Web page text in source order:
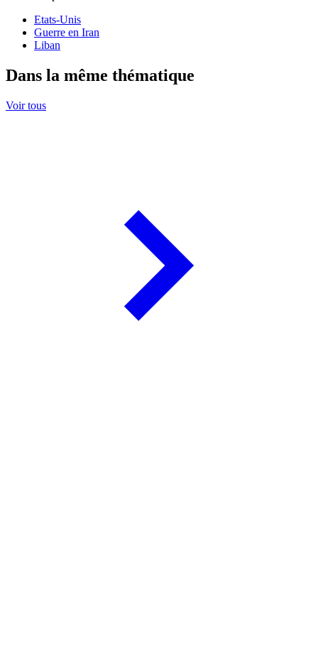
Etats-Unis
Guerre en Iran
Liban
Dans la même thématique
Voir tous